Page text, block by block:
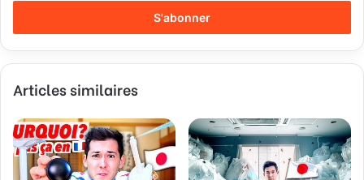
e
z
o
r
e
a
Articles similaires